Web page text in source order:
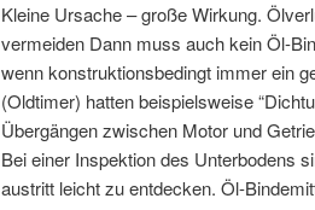
Kleine Ursache – große Wirkung.
vermeiden Dann muss auch kein Öl-
wenn konstruktionsbedingt immer ein
(Oldtimer) hatten beispielsweise
Übergängen zwischen Motor und
Bei einer Inspektion des Unterbodens
austritt leicht zu entdecken. Öl-